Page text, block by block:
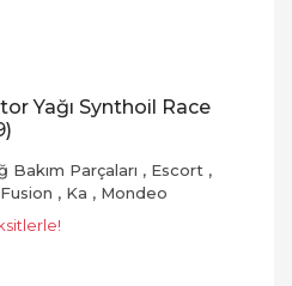
Yağı Synthoil Race
Bakım Parçaları , Escort ,
Fusion , Ka , Mondeo